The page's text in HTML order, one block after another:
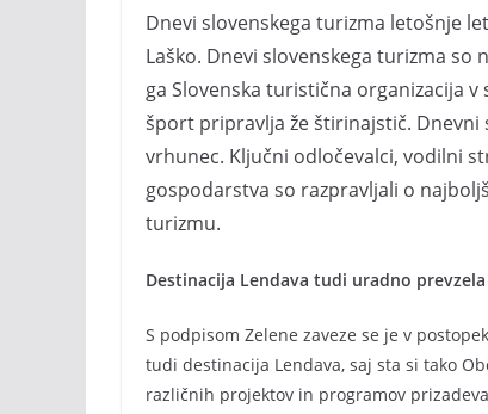
Dnevi slovenskega turizma letošnje
Laško. Dnevi slovenskega turizma
ga Slovenska turistična organizacija
šport pripravlja že štirinajstič. Dnevni
vrhunec. Ključni odločevalci, vodilni
gospodarstva so razpravljali o
turizmu.
Destinacija Lendava tudi uradno
S podpisom Zelene zaveze se je v
tudi destinacija Lendava, saj sta si tako
različnih projektov in programov